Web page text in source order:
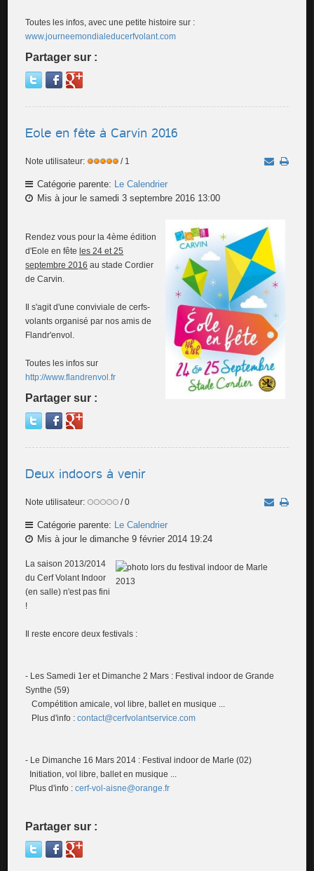
Toutes les infos, avec une petite histoire sur :
www.journeemondialeducerfvolant.com
Partager sur :
Eole en fête à Carvin 2016
Note utilisateur: / 1
Catégorie parente:
Le Calendrier
Mis à jour le samedi 3 septembre 2016 13:00
Rendez vous pour la 4ème édition
d'Eole en fête les 24 et 25
septembre 2016 au stade Cordier
de Carvin.
Il s'agit d'une conviviale de cerfs-
volants organisé par nos amis de
Flandr'envol.
Toutes les infos sur
http://www.flandrenvol.fr
Partager sur :
Deux indoors à venir
Note utilisateur: / 0
Catégorie parente:
Le Calendrier
Mis à jour le dimanche 9 février 2014 19:24
La saison 2013/2014
du Cerf Volant Indoor
(en salle) n'est pas fini
!
Il reste encore deux festivals :
- Les Samedi 1er et Dimanche 2 Mars : Festival indoor de Grande
Synthe (59)
Compétition amicale, vol libre, ballet en musique ...
Plus d'info :contact@cerfvolantservice.com
- Le Dimanche 16 Mars 2014 : Festival indoor de Marle (02)
Initiation,vol libre, ballet en musique ...
Plus d'info :cerf-vol-aisne@orange.fr
Partager sur :